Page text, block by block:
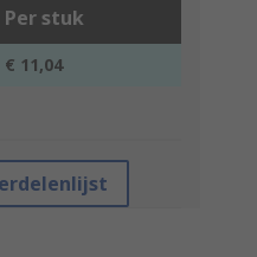
Per stuk
€ 11,04